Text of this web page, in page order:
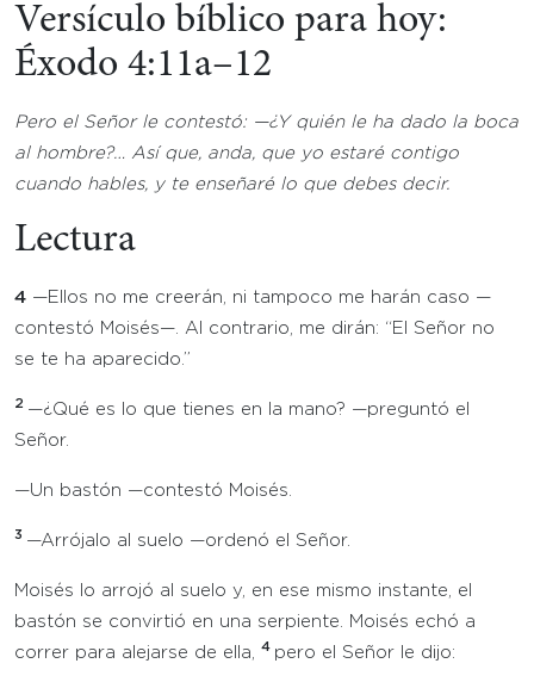
Versículo bíblico para hoy:
Éxodo 4:11a–12
Pero el Señor le contestó: —¿Y quién le ha dado la boca
al hombre?… Así que, anda, que yo estaré contigo
cuando hables, y te enseñaré lo que debes decir.
Lectura
4 —Ellos no me creerán, ni tampoco me harán caso —
contestó Moisés—. Al contrario, me dirán: “El Señor no
se te ha aparecido.”
2 —¿Qué es lo que tienes en la mano? —preguntó el
Señor.
—Un bastón —contestó Moisés.
3 —Arrójalo al suelo —ordenó el Señor.
Moisés lo arrojó al suelo y, en ese mismo instante, el
bastón se convirtió en una serpiente. Moisés echó a
correr para alejarse de ella,
4 pero el Señor le dijo: